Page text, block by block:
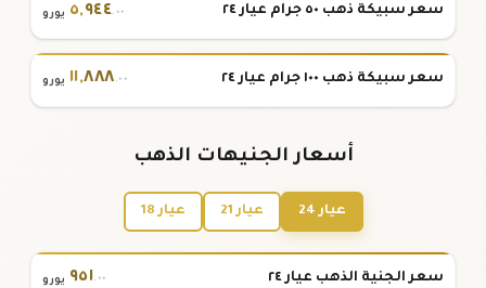
سعر سبيكة ذهب ٥٠ جرام عيار ٢٤ ٥,٩٤٤.٠٠ يورو
سعر سبيكة ذهب ١٠٠ جرام عيار ٢٤ ١١,٨٨٨.٠٠ يورو
أسعار الجنيهات الذهب
عيار 24 عيار 21 عيار 18
سعر الجنية الذهب عيار ٢٤ ٩٥١.٠٠ يورو